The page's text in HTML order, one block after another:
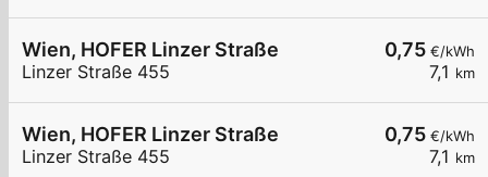
0,75 €/kWh
7,1 km
Wien, HOFER Linzer Straße
Linzer Straße 455
0,75 €/kWh
7,1 km
Wien, HOFER Linzer Straße
Linzer Straße 455